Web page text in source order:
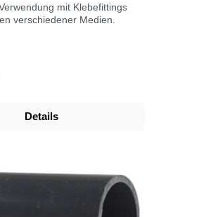
mit Klebefittings
verschiedener Medien.
Details